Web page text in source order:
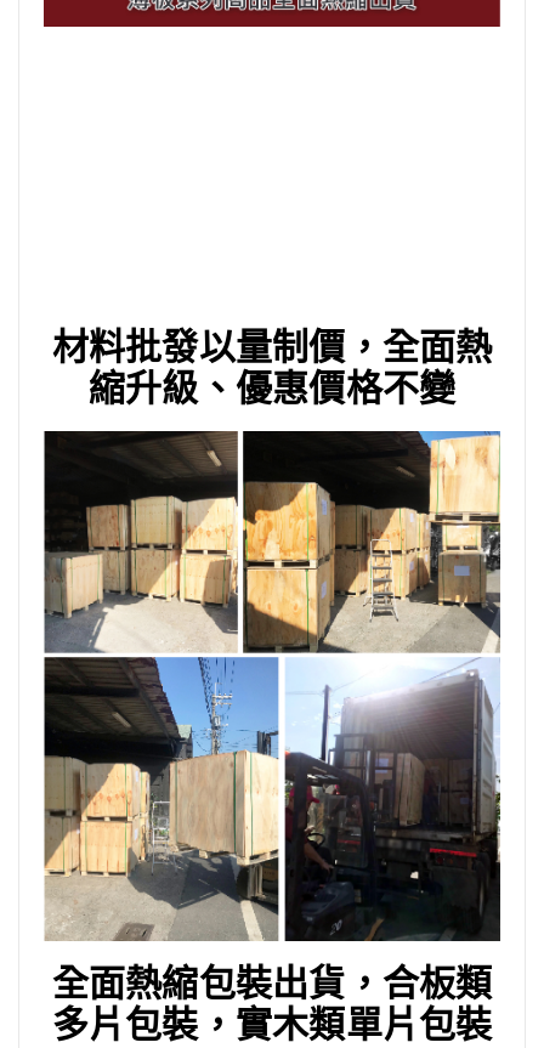
材料批發以量制價，全面熱
縮升級、優惠價格不變
全面熱縮包裝出貨，合板類
多片包裝，實木類單片包裝